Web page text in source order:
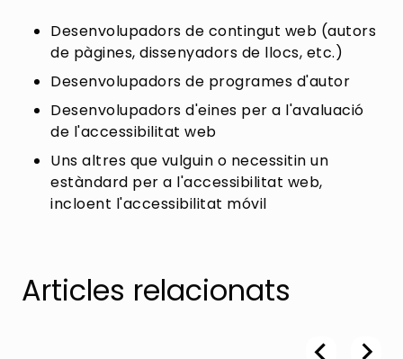
Desenvolupadors de contingut web (autors
de pàgines, dissenyadors de llocs, etc.)
Desenvolupadors de programes d'autor
Desenvolupadors d'eines per a l'avaluació
de l'accessibilitat web
Uns altres que vulguin o necessitin un
estàndard per a l'accessibilitat web,
incloent l'accessibilitat móvil
Articles relacionats